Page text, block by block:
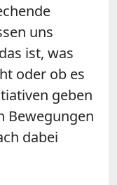
uns
ist, was
oder ob es
geben
Bewegungen
dabei